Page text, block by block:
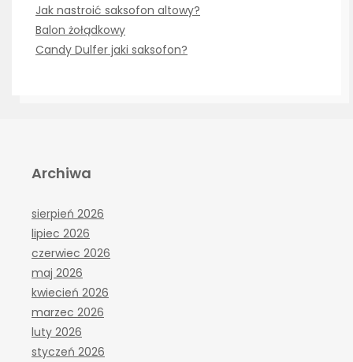
Jak nastroić saksofon altowy?
Balon żołądkowy
Candy Dulfer jaki saksofon?
Archiwa
sierpień 2026
lipiec 2026
czerwiec 2026
maj 2026
kwiecień 2026
marzec 2026
luty 2026
styczeń 2026